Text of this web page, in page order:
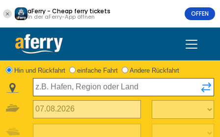
aFerry - Cheap ferry tickets
In der aFerry-App öffnen OFFEN
Hin und Rückfahrt einfache Fahrt Andere Rückfahrt